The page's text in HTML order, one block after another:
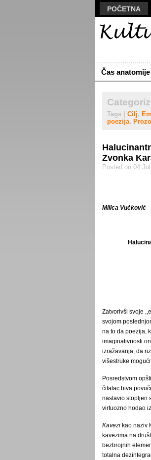
POČETNA
MANUSKRIPT
ARHIVA
Čas anatomije
Tags | Cilj,
poezija,
Zvonka
Posted on 04
Milica Vučković
Zatvorivši svoje
svojom
na to da poezija,
imaginativnosti
izražavanja, da
višestruke
Posredstvom
čitalac biva
nastavio stopljen
virtuozno hodao
Kavezi kao naziv
kavezima na
bezbrojnih
totalna